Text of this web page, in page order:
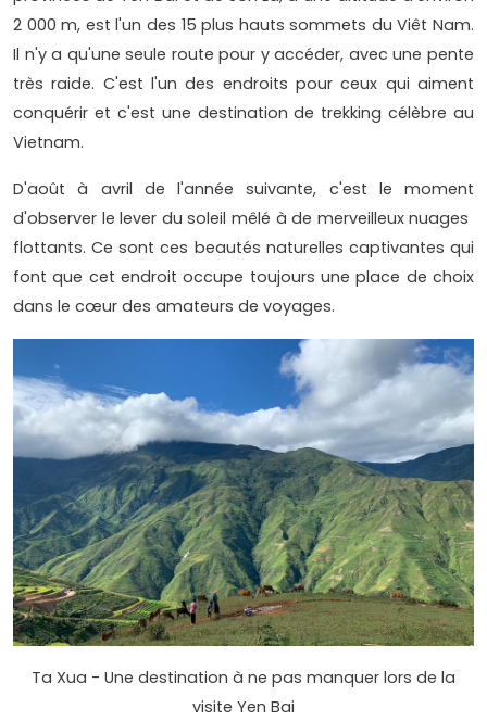
2 000 m, est l'un des 15 plus hauts sommets du Viêt Nam.
Il n'y a qu'une seule route pour y accéder, avec une pente
très raide. C'est l'un des endroits pour ceux qui aiment
conquérir et c'est une destination de trekking célèbre au
Vietnam.
D'août à avril de l'année suivante, c'est le moment
d'observer le lever du soleil mêlé à de merveilleux nuages ​​
flottants. Ce sont ces beautés naturelles captivantes qui
font que cet endroit occupe toujours une place de choix
dans le cœur des amateurs de voyages.
Ta Xua - Une destination à ne pas manquer lors de la
visite Yen Bai